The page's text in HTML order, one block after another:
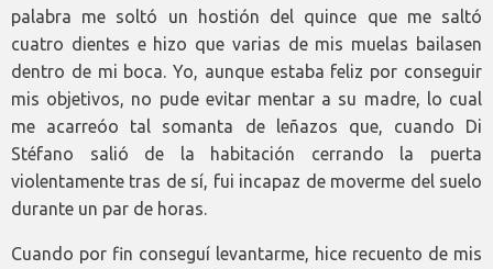
palabra me soltó un hostión del quince que me saltó
cuatro dientes e hizo que varias de mis muelas bailasen
dentro de mi boca. Yo, aunque estaba feliz por conseguir
mis objetivos, no pude evitar mentar a su madre, lo cual
me acarreóo tal somanta de leñazos que, cuando Di
Stéfano salió de la habitación cerrando la puerta
violentamente tras de sí, fui incapaz de moverme del suelo
durante un par de horas.
Cuando por fin conseguí levantarme, hice recuento de mis